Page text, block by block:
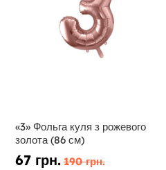
«3» Фольга куля з рожевого
золота (86 см)
67 грн. 190 грн.